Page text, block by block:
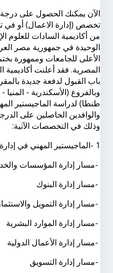
الآن يمكنك الحصول على درجة
تخصص (إدارة الاعمال) أو في
من أكاديمية السادات للعلوم
الوحيدة في جمهورية مصر
الأعلى للجامعات وممهورة
المصرية. فقد أعلنت أكاديمية
باب القبول لدفعة جديدة
وبالفروع (الأسكندرية -
طنطا) لدراسة الماجيستير
والوافدين الحاصلين على
وذلك في التخصصات الآتية:
1
-الماجيستير المهني في
-مسار إدارة المؤسسات
-مسار إدارة البنوك
-مسار إدارة التمويل
-مسار إدارة الموارد البشرية
-مسار إدارة الأعمال الدولية
-مسار إدارة التسويق